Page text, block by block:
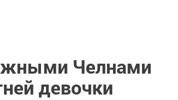
Челнами
девочки